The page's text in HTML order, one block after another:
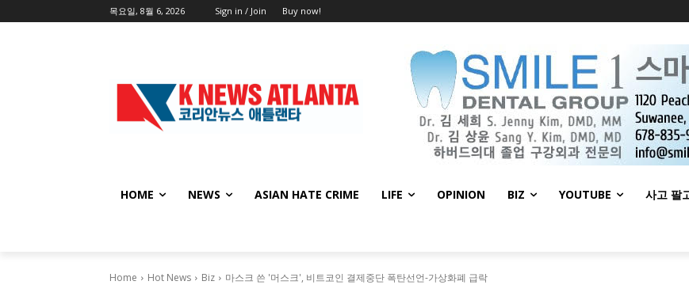
목요일, 8월 6, 2026 Sign in / Join Buy now!
HOME NEWS ASIAN HATE CRIME LIFE OPINION BIZ YOUTUBE 사고 팔
Home Hot News Biz 마스크 쓴 '머스크', 비트코인 결제중단 폭탄선언-가상화폐 급락